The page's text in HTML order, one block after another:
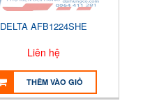
DELTA AFB1224SHE
Liên hệ
THÊM VÀO GIỎ